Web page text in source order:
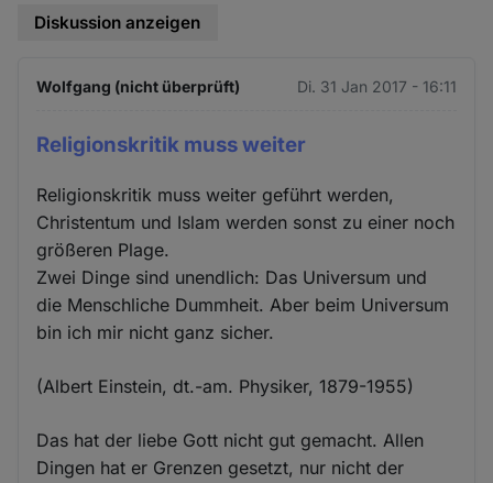
Diskussion anzeigen
Wolfgang (nicht überprüft) Di. 31 Jan 2017 - 16:11
Religionskritik muss weiter
Religionskritik muss weiter geführt werden,
Christentum und Islam werden sonst zu einer noch
größeren Plage.
Zwei Dinge sind unendlich: Das Universum und
die Menschliche Dummheit. Aber beim Universum
bin ich mir nicht ganz sicher.
(Albert Einstein, dt.-am. Physiker, 1879-1955)
Das hat der liebe Gott nicht gut gemacht. Allen
Dingen hat er Grenzen gesetzt, nur nicht der